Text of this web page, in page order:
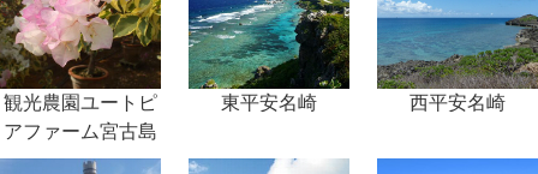
観光農園ユートピ
アファーム宮古島
東平安名崎 西平安名崎